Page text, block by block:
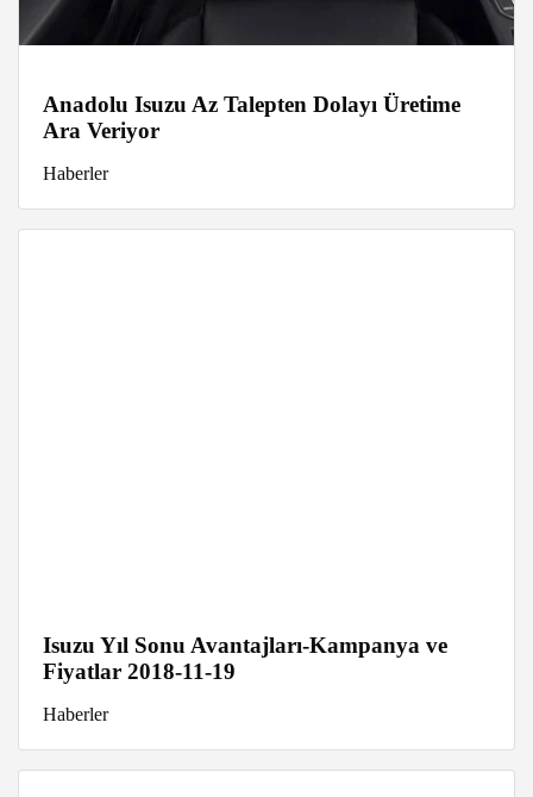
Anadolu Isuzu Az Talepten Dolayı Üretime
Ara Veriyor
Haberler
Isuzu Yıl Sonu Avantajları-Kampanya ve
Fiyatlar 2018-11-19
Haberler